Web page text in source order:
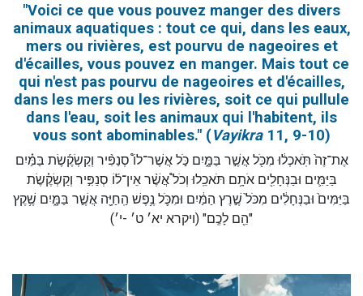
"Voici ce que vous pouvez manger des divers
animaux aquatiques : tout ce qui, dans les eaux,
mers ou rivières, est pourvu de nageoires et
d'écailles, vous pouvez en manger. Mais tout ce
qui n'est pas pourvu de nageoires et d'écailles,
dans les mers ou les rivières, soit ce qui pullule
dans l'eau, soit les animaux qui l'habitent, ils
vous sont abominables." (Vayikra11, 9-10)
אֶת־זֶה֙ תֹּֽאכְל֔וּ מִכֹּ֖ל אֲשֶׁ֣ר בַּמָּ֑יִם כֹּ֣ל אֲשֶׁר־לוֹ֩ סְנַפִּ֨יר וְקַשְׂקֶ֜שֶׂת בַּמַּ֗יִם
בַּיַּמִּ֛ים וּבַנְּחָלִ֖ים אֹתָ֥ם תֹּאכֵֽלוּ וְכֹל֩ אֲשֶׁ֨ר אֵין־ל֜וֹ סְנַפִּ֣יר וְקַשְׂקֶ֗שֶׂת
בַּיַּמִּים֙ וּבַנְּחָלִ֔ים מִכֹּל֙ שֶׁ֣רֶץ הַמַּ֔יִם וּמִכֹּ֛ל נֶ֥פֶשׁ הַֽחַיָּ֖ה אֲשֶׁ֣ר בַּמָּ֑יִם שֶׁ֥קֶץ
הֵ֖ם לָכֶֽם" (ויקרא יא׳ ט׳ -י׳)"